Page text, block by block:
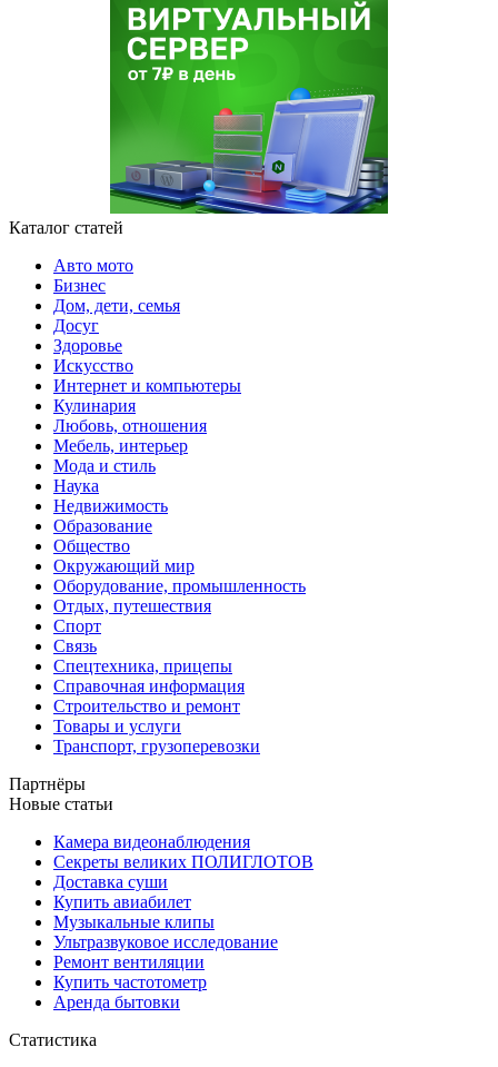
Каталог статей
Авто мото
Бизнес
Дом, дети, семья
Досуг
Здоровье
Искусство
Интернет и компьютеры
Кулинария
Любовь, отношения
Мебель, интерьер
Мода и стиль
Наука
Недвижимость
Образование
Общество
Окружающий мир
Оборудование, промышленность
Отдых, путешествия
Спорт
Связь
Спецтехника, прицепы
Справочная информация
Строительство и ремонт
Товары и услуги
Транспорт, грузоперевозки
Партнёры
Новые статьи
Камера видеонаблюдения
Секреты великих ПОЛИГЛОТОВ
Доставка суши
Купить авиабилет
Музыкальные клипы
Ультразвуковое исследование
Ремонт вентиляции
Купить частотометр
Аренда бытовки
Статистика